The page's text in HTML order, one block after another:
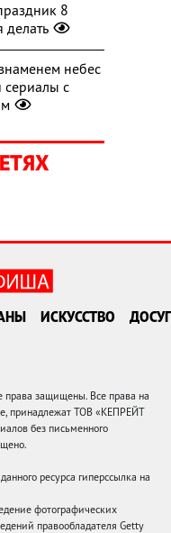
8
делать
небес
с
ИСКУССТВО ДОСУГ
защищены. Все права на
принадлежат ТОВ «КЕПРЕЙТ
без письменного
ресурса гиперссылка на
фотографических
правообладателя Getty